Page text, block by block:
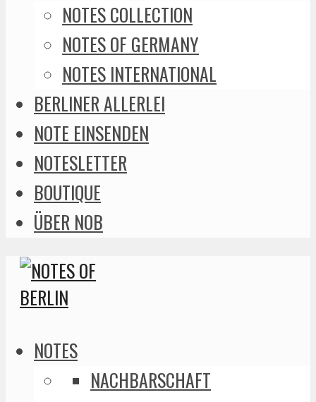
NOTES COLLECTION
NOTES OF GERMANY
NOTES INTERNATIONAL
BERLINER ALLERLEI
NOTE EINSENDEN
NOTESLETTER
BOUTIQUE
ÜBER NOB
NOTES
NACHBARSCHAFT